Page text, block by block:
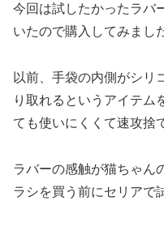
今回は試したかったラバ
いたので購入してみまし
以前、手袋の内側がシリ
り取れるというアイテム
ても使いにくくて速攻捨
ラバーの感触が猫ちゃん
ラシを買う前にセリアで